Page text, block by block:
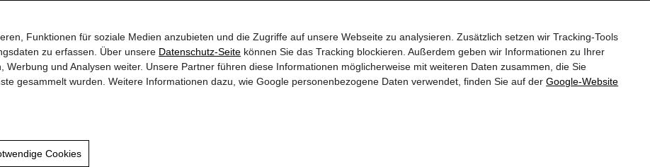
Funktionen für soziale Medien anzubieten und die Zugriffe auf unsere Webseite zu analysieren. Zusätzlich setzen wir Tracking-Tools
zu erfassen. Über unsere Datenschutz-Seite können Sie das Tracking blockieren. Außerdem geben wir Informationen zu Ihrer
und Analysen weiter. Unsere Partner führen diese Informationen möglicherweise mit weiteren Daten zusammen, die Sie
gesammelt wurden. Weitere Informationen dazu, wie Google personenbezogene Daten verwendet, finden Sie auf derGoogle‑Website
Cookies
bei unseren schüchternen und scheuen Katzen. Der regelmäßige Besuch und die Interaktion mit Menschen ist für
Menschen vertrauen und sich mit der Zeit aus ihrem Versteck wagen können. Damit können nicht nur unsere